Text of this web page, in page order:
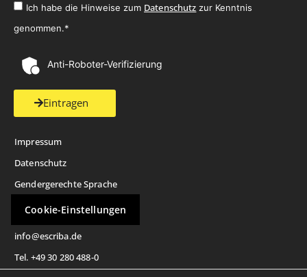
Ich habe die Hinweise zum Datenschutz zur Kenntnis
genommen.*
Anti-Roboter-Verifizierung
Eintragen
Impressum
Datenschutz
Gendergerechte Sprache
Cookie-Einstellungen
info@escriba.de
Tel. +49 30 280 488-0